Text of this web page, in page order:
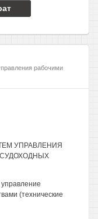
рабочими
УПРАВЛЕНИЯ
(технические